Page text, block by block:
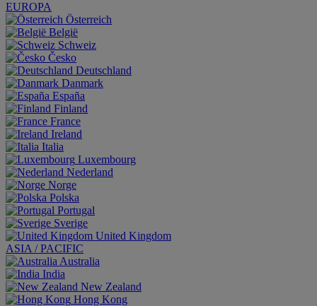
EUROPA
Österreich
België
Schweiz
Česko
Deutschland
Danmark
España
Finland
France
Ireland
Italia
Luxembourg
Nederland
Norge
Polska
Portugal
Sverige
United Kingdom
ASIA / PACIFIC
Australia
India
New Zealand
Hong Kong